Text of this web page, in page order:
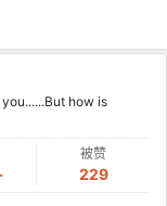
how is
被赞
229